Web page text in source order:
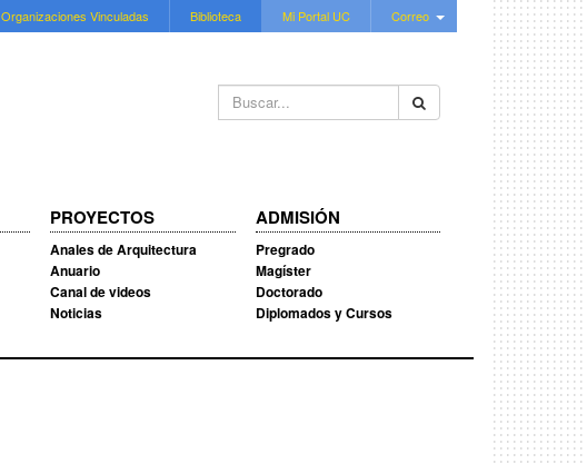
Organizaciones Vinculadas Biblioteca Mi Portal UC Correo
Buscar...
PROYECTOS
Anales de Arquitectura
Anuario
Canal de videos
Noticias
ADMISIÓN
Pregrado
Magíster
Doctorado
Diplomados y Cursos